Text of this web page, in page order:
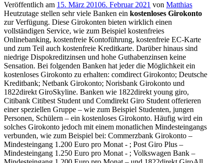
Veröffentlich am 15. März 20106. Februar 2021 von Matthias
Heutzutage stellen sehr viele Banken ein kostenloses Girokonto
zur Verfügung. Diese Girokonten bieten wirklich einen
vollständigen Service, wie zum Beispiel kostenfreies
Onlinebanking, kostenfreie Kontoführung, kostenfreie EC-Karte
und zum Teil auch kostenfreie Kreditkarte. Darüber hinaus sind
niedrige Dispokreditzinsen und hohe Guthabenzinsen keine
Sensation. Bei folgenden Banken hat jeder die Möglichkeit ein
kostenloses Girokonto zu erhalten: comdirect Girokonto; Deutsche
Kreditbank; Netbank Girokonto; Norisbank Girokonto und
1822direkt GiroSkyline. Banken wie 1822direkt young giro,
Citibank Citibest Student und Comdirekt Giro Student offerieren
einer speziellen Gruppe – wie zum Beispiel Studenten, jungen
Personen, Schülern – ein kostenloses Girokonto. Häufig wird ein
solches Girokonto jedoch mit einem monatlichen Mindesteingangs
verbunden, wie zum Beispiel bei: Commerzbank Girokonto –
Mindesteingang 1.200 Euro pro Monat - ; Post Giro Plus –
Mindesteingang 1.250 Euro pro Monat - ; Volkswagen Bank –